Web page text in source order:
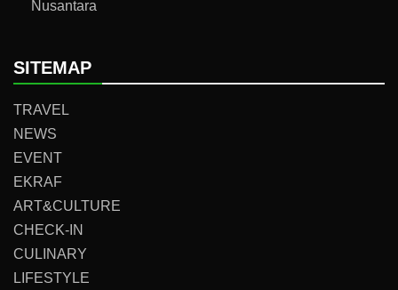
Nusantara
SITEMAP
TRAVEL
NEWS
EVENT
EKRAF
ART&CULTURE
CHECK-IN
CULINARY
LIFESTYLE